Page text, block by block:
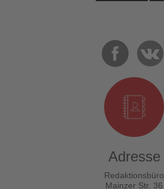
Adresse
Redaktionsbüro
Mainzer Str. 36